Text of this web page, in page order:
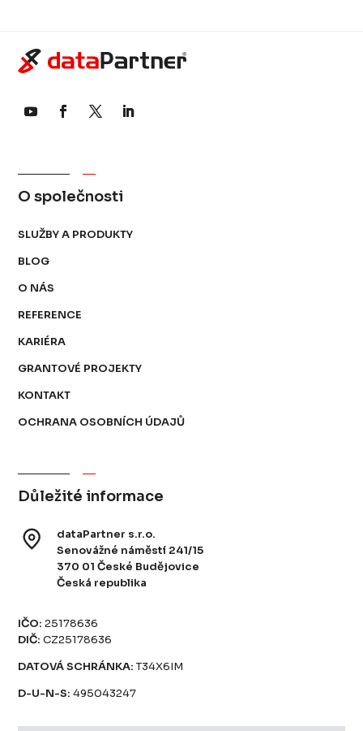
O společnosti
SLUŽBY A PRODUKTY
BLOG
O NÁS
REFERENCE
KARIÉRA
GRANTOVÉ PROJEKTY
KONTAKT
OCHRANA OSOBNÍCH ÚDAJŮ
Důležité informace
dataPartner s.r.o.
Senovážné náměstí 241/15
370 01 České Budějovice
Česká republika
IČO:25178636
DIČ:CZ25178636
DATOVÁ SCHRÁNKA:T34X6IM
D-U-N-S:495043247